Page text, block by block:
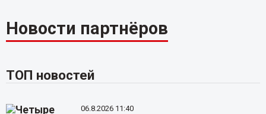
Новости партнёров
ТОП новостей
06.8.2026 11:40